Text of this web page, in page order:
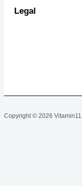
Legal
Copyright © 2026 Vitamin11